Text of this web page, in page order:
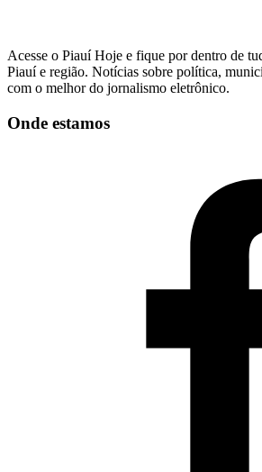
Acesse o Piauí Hoje e fique por dentro de
Piauí e região. Notícias sobre política,
com o melhor do jornalismo eletrônico.
Onde estamos